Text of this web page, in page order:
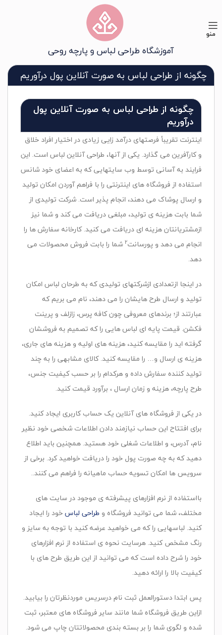
منو
آموزشگاه طراحی لباس و پارچه روحی
چگونه از طراحی لباس به صورت آنلاین پول درآوریم
چگونه از طراحی لباس به صورت آنلاین پول
درآوریم
اینترنت تقریبأ فرصتهای درآمد زایی زیادی در اختیار افراد خلاق
و کارآفرین می گذارد. یکی از آنها، طراحی آنلاین لباس است. این
فرایند به آسانی توسط وب سایتهایی که به اعضای خود شانس
استفاده از فروشگاه های اینترنتی را با فراهم آوردن امکان تولید
و ارسال پوشاک می دهند، انجام پذیر است. شرکت تولیدی از
شما بابت هزینه ی تولید، مبلغی دریافت می کند و شما نیز
ازمشتریانتان هزینه ای دریافت می کنید. کارخانه سفارش ها را
انجام می دهد و پورسانت2 شما را بابت فروش محصولات می
دهد.
در اینجا ازتعدادی ازشرکتهای تولیدی که به طرحان لباس امکان
تولید و ارسال طرح هایشان را می دهند، نام می بریم که
عبارتند از؛ برندهای معروفی چون کافه پرس، زازلف و پرینت
فکشن. قیمت پایه ای لباس هایی را که تصمیم به فروششان
گرفته اید را مقایسه کنید، هزینه های اولیه و هزینه های جاری،
هزینه ی ارسال و… را مقایسه کنید. کالای مشابهی را به چند
تولید کننده سفارش داده و هرکدام را بر حسب کیفیت جنس،
طرح پارچه، هزینه و زمان ارسال ، برآورد قیمت کنید.
در یکی از فروشگاه های آنلاین یک حساب کاربری ایجاد کنید.
برای افتتاح این حساب نیازمند دادن اطلاعات شخصی خود نظیر
نام، آدرس، و اطلاعات شغلی خود هستید. همچنین باید اطلاع
دهید که به چه صورت پول خود را دریافت خواهید کرد. برخی از
سرویس ها امکان تسویه حساب ماهیانه را فراهم می کنند..
بااستفاده از نرم افزارهای پیشرفته ی موجود در سایت های
مختلف، شما می توانید فروشگاه و طراحی لباس خود را ایجاد
کنید. لباسهایی را که می خواهید عرضه کنید با توجه به سایز و
رنگ مشخص کنید. هرسایت نحوه ی استفاده از نرم افزارهای
خود را شرح داده است که می توانید از این طریق طرح های با
کیفیت بالا را ارائه دهید.
پس ابتدا دستورالعمل ثبت نام درسریس موردنظرتان را بیابید.
ازاین طریق فروشگاه شما مانند سایر فروشگاه های معتبر، ثبت
شده و لگوی شما را بر بسته بندی محصولاتتان چاپ می شود.